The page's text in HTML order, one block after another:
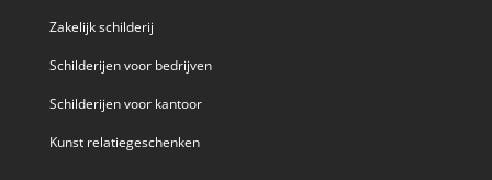
Zakelijk schilderij
Schilderijen voor bedrijven
Schilderijen voor kantoor
Kunst relatiegeschenken